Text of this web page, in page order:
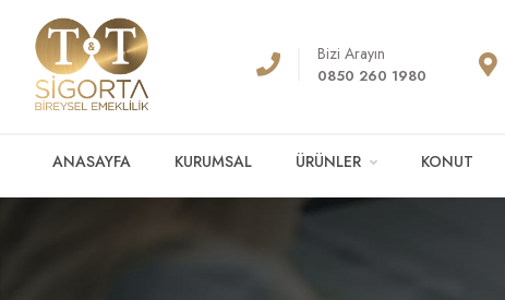
Bizi Arayın
0850 260 1980
ANASAYFA KURUMSAL ÜRÜNLER KONUT